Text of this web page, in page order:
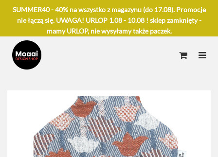
SUMMER40 - 40% na wszystko z magazynu (do 17.08). Promocje
nie łączą się. UWAGA! URLOP 1.08 - 10.08 ! sklep zamknięty -
mamy URLOP, nie wysyłamy także paczek.